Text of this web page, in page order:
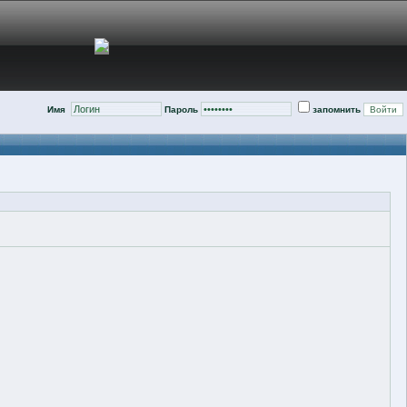
Имя Пароль запомнить